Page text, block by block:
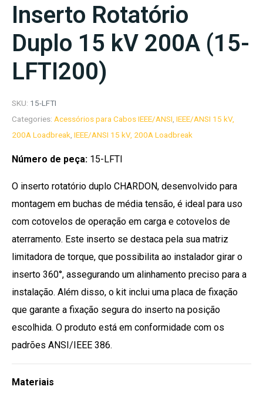
Inserto Rotatório
Duplo 15 kV 200A (15-
LFTI200)
SKU: 15-LFTI
Categories: Acessórios para Cabos IEEE/ANSI IEEE/ANSI 15 kV,
200A Loadbreak IEEE/ANSI 15 kV, 200A Loadbreak
Número de peça: 15-LFTI
O inserto rotatório duplo CHARDON, desenvolvido para
montagem em buchas de média tensão, é ideal para uso
com cotovelos de operação em carga e cotovelos de
aterramento. Este inserto se destaca pela sua matriz
limitadora de torque, que possibilita ao instalador girar o
inserto 360°, assegurando um alinhamento preciso para a
instalação. Além disso, o kit inclui uma placa de fixação
que garante a fixação segura do inserto na posição
escolhida. O produto está em conformidade com os
padrões ANSI/IEEE 386.
Materiais